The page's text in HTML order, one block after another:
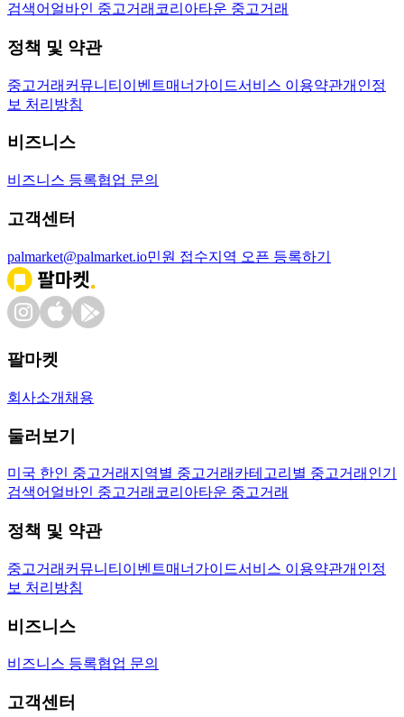
검색어 얼바인 중고거래 코리아타운 중고거래
정책 및 약관
중고거래 커뮤니티 이벤트매너가이드서비스 이용약관개인정
보 처리방침
비즈니스
비즈니스 등록협업 문의
고객센터
palmarket@palmarket.io민원 접수지역 오픈 등록하기
팔마켓
회사소개 채용
둘러보기
미국 한인 중고거래 지역별 중고거래 카테고리별 중고거래 인기
검색어 얼바인 중고거래 코리아타운 중고거래
정책 및 약관
중고거래 커뮤니티 이벤트매너가이드서비스 이용약관개인정
보 처리방침
비즈니스
비즈니스 등록협업 문의
고객센터